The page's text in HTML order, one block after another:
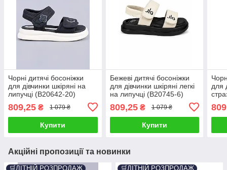
Чорні дитячі босоніжки
для дівчинки шкіряні на
липучці (B20642-20)
809,25 ₴ 1 079 ₴
Купити
Бежеві дитячі босоніжки
для дівчинки шкіряні легкі
на липучці (B20745-6)
809,25₴ 1 079 ₴
Купити
для
Акційні пропозиції та новинки
🛒ЛІТНІЙ РОЗПРОДАЖ
🛒ЛІТНІЙ РОЗПРОДАЖ